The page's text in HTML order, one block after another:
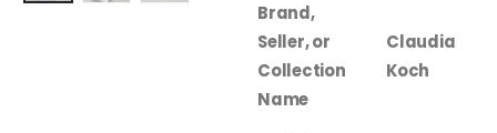
Brand,
Seller, or
Collection
Name
Claudia
Koch